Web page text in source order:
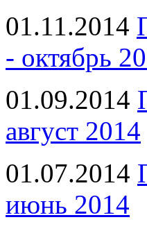
01.11.2014
- октябрь
01.09.2014
август 2014
01.07.2014
июнь 2014